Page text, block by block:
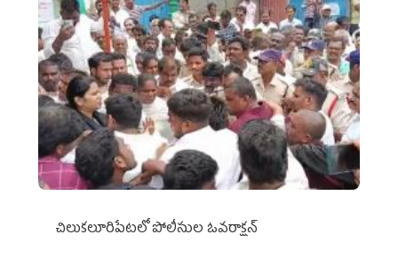
చిలుక‌లూరిపేట‌లో పోలీసుల ఓవ‌రాక్ష‌న్‌